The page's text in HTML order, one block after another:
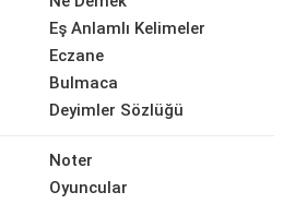
Eş Anlamlı Kelimeler
Eczane
Bulmaca
Deyimler Sözlüğü
Noter
Oyuncular